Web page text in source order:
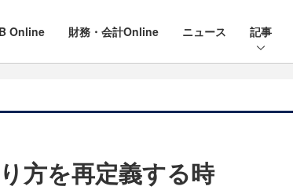
Online 財務・会計Online ニュース 記事
方を再定義する時